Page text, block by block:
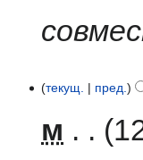
текущ. пред.
м